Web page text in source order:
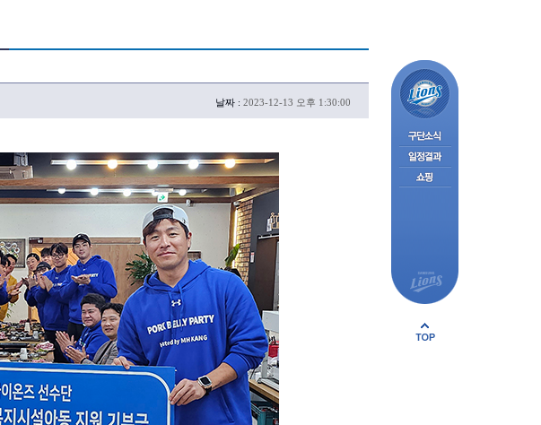
날짜 : 2023-12-13 오후 1:30:00